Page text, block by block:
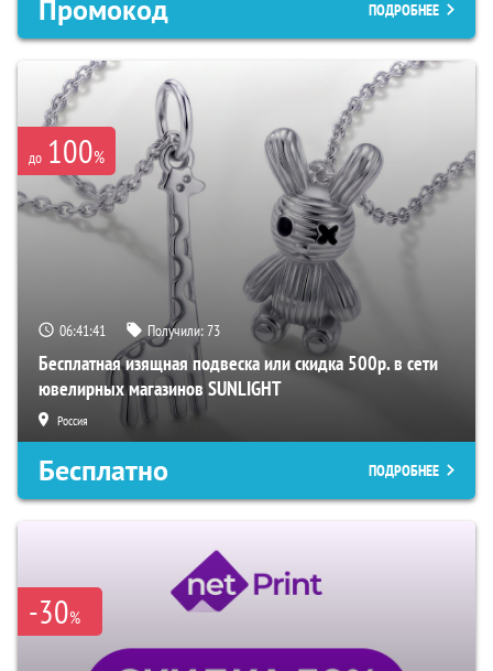
Промокод ПОДРОБНЕЕ
до 100%
06:41:40 Получили:73
Бесплатная изящная подвеска или скидка 500р. в сети
ювелирных магазинов SUNLIGHT
Россия
Бесплатно ПОДРОБНЕЕ
-30%